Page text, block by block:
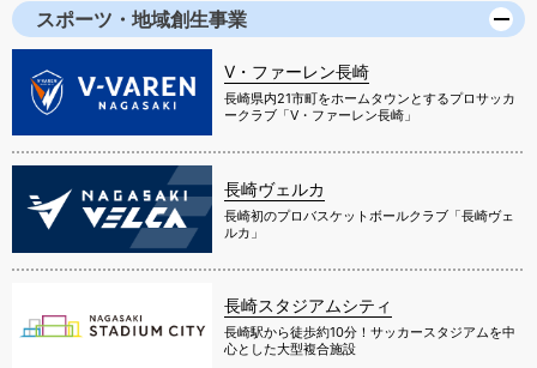
スポーツ・地域創生事業
V・ファーレン長崎
長崎県内21市町をホームタウンとするプロサッカ
ークラブ「V・ファーレン長崎」
長崎ヴェルカ
長崎初のプロバスケットボールクラブ「長崎ヴェ
ルカ」
長崎スタジアムシティ
長崎駅から徒歩約10分！サッカースタジアムを中
心とした大型複合施設